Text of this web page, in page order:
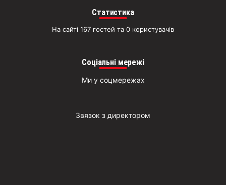
Статистика
На сайті 167 гостей та 0 користувачів
Соціальні мережі
Ми у соцмережах
Звязок з директором